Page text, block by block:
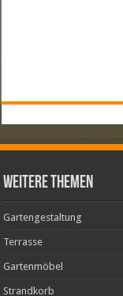
weitere Themen
Gartengestaltung
Terrasse
Gartenmöbel
Strandkorb